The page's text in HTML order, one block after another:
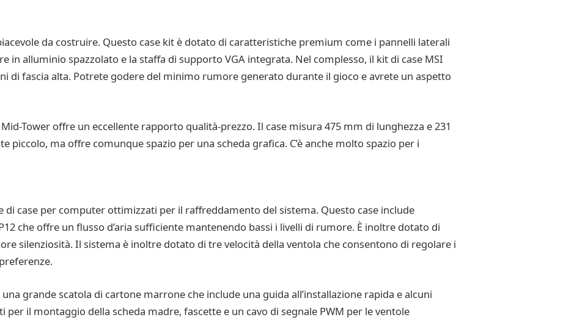
da costruire. Questo case kit è dotato di caratteristiche premium come i pannelli laterali
in alluminio spazzolato e la staffa di supporto VGA integrata. Nel complesso, il kit di case MSI
di fascia alta. Potrete godere del minimo rumore generato durante il gioco e avrete un aspetto
Mid-Tower offre un eccellente rapporto qualità-prezzo. Il case misura 475 mm di lunghezza e 231
piccolo, ma offre comunque spazio per una scheda grafica. C’è anche molto spazio per i
di case per computer ottimizzati per il raffreddamento del sistema. Questo case include
P12 che offre un flusso d’aria sufficiente mantenendo bassi i livelli di rumore. È inoltre dotato di
silenziosità. Il sistema è inoltre dotato di tre velocità della ventola che consentono di regolare i
grande scatola di cartone marrone che include una guida all’installazione rapida e alcuni
per il montaggio della scheda madre, fascette e un cavo di segnale PWM per le ventole